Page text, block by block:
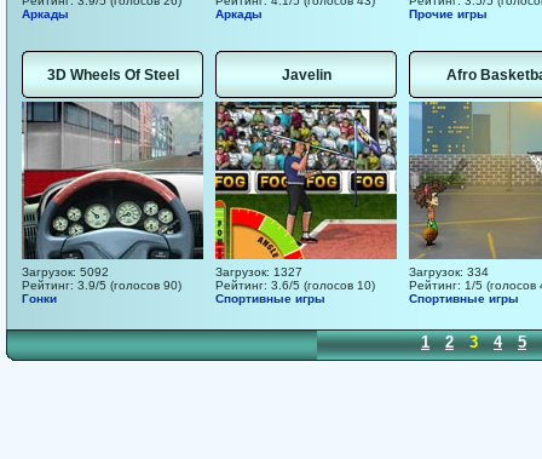
Аркады
Аркады
Прочие игры
3D Wheels Of Steel
Загрузок: 5092
Рейтинг: 3.9/5 (голосов 90)
Гонки
Javelin
Загрузок: 1327
Рейтинг: 3.6/5 (голосов 10)
Спортивные игры
Afro
Загрузок: 334
Рейтинг: 1/5 (голосов
Спортивные игры
1 2 3 4 5